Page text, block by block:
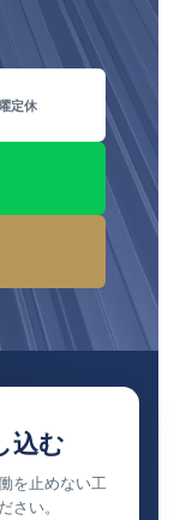
定休
込む
を止めない工
い。